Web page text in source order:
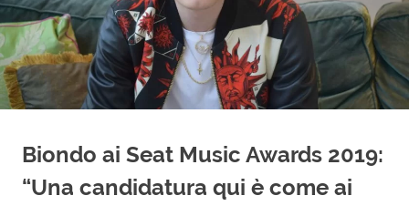
Biondo ai Seat Music Awards 2019:
“Una candidatura qui è come ai